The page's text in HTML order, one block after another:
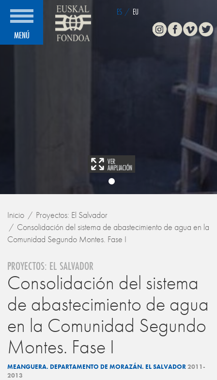
MENÚ
ES / EU
Inicio
Proyectos: El Salvador
Consolidación del sistema de abastecimiento de agua en la
Comunidad Segundo Montes. Fase I
PROYECTOS: EL SALVADOR
Consolidación del sistema
de abastecimiento de agua
en la Comunidad Segundo
Montes. Fase I
MEANGUERA. DEPARTAMENTO DE MORAZÁN. EL SALVADOR2011-
2013